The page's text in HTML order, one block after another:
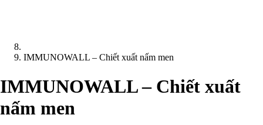
IMMUNOWALL – Chiết xuất nấm men
IMMUNOWALL – Chiết xuất
nấm men